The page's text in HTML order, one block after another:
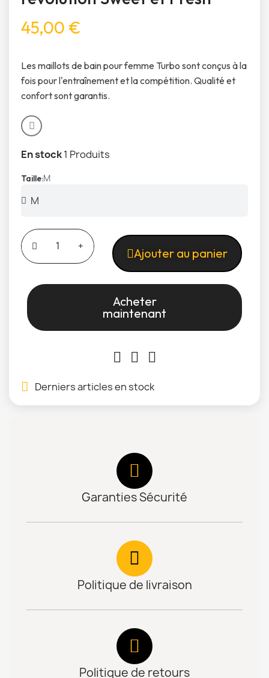
45,00 €
Les maillots de bain pour femme Turbo sont conçus à la
fois pour l'entraînement et la compétition. Qualité et
confort sont garantis.
En stock1 Produits
Taille M
Ajouter au panier
Acheter
maintenant
Derniers articles en stock
Garanties Sécurité
Politique de livraison
Politique de retours